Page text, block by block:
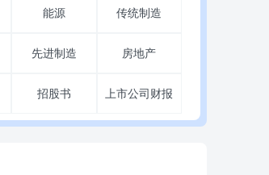
能源 传统制造
先进制造 房地产
招股书 上市公司财报